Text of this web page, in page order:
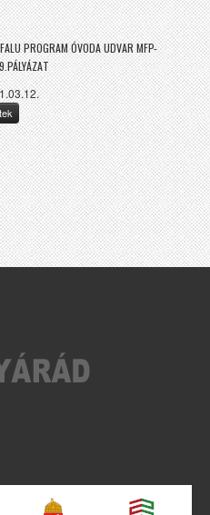
PROGRAM ÓVODA UDVAR MFP-